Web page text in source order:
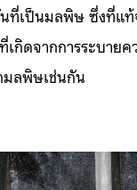
เป็นมลพิษ ซึ่งที่แท้
กิดจากการระบาย
มลพิษเช่นกัน